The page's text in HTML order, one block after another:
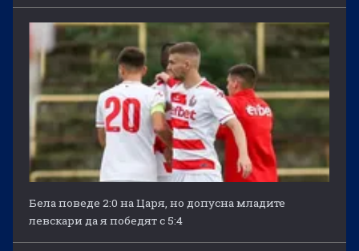
Бела поведе 2:0 на Царя, но допусна младите
левскари да я победят с 5:4